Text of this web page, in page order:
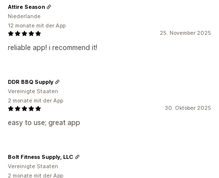
25. November 2025
reliable app! i recommend it!
Attire Season
Niederlande
12 monate mit der App
30. Oktober 2025
easy to use; great app
DDR BBQ Supply
Vereinigte Staaten
2 monate mit der App
Bolt Fitness Supply, LLC
Vereinigte Staaten
2 monate mit der App